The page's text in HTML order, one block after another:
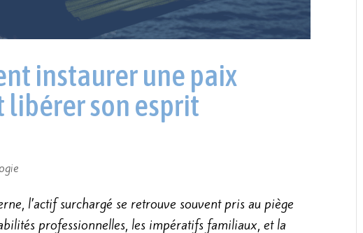
instaurer une paix
son esprit
l’actif surchargé se retrouve souvent pris au piège
professionnelles, les impératifs familiaux, et la